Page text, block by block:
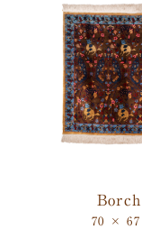
70 × 67